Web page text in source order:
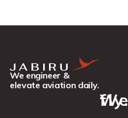
We engineer &
elevate aviation daily.
We can all fly.